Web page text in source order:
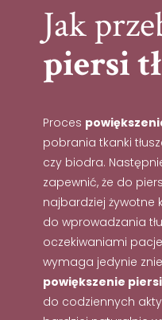
Jak
piersi
Proces
pobrania tkanki
czy biodra.
zapewnić, że do
najbardziej żywotne
do wprowadzania
oczekiwaniami
wymaga jedynie
powiększenie
do codziennych